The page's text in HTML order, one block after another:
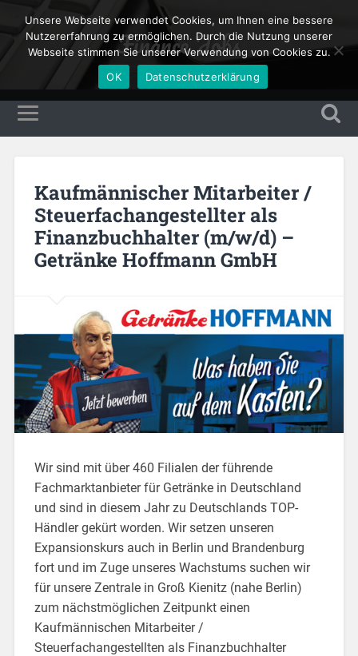
Finance Jobs
Kaufmännischer Mitarbeiter /
Steuerfachangestellter als
Finanzbuchhalter (m/w/d) –
Getränke Hoffmann GmbH
Wir sind mit über 460 Filialen der führende
Fachmarktanbieter für Getränke in Deutschland
und sind in diesem Jahr zu Deutschlands TOP-
Händler gekürt worden. Wir setzen unseren
Expansionskurs auch in Berlin und Brandenburg
fort und im Zuge unseres Wachstums suchen wir
für unsere Zentrale in Groß Kienitz (nahe Berlin)
zum nächstmöglichen Zeitpunkt einen
Kaufmännischen Mitarbeiter /
Steuerfachangestellten als Finanz­buchhalter
Unsere Webseite verwendet Cookies, um Ihnen eine bessere
Nutzererfahrung zu ermöglichen. Durch die Nutzung unserer
Webseite stimmen Sie unserer Verwendung von Cookies zu.
OK
Datenschutzerklärung